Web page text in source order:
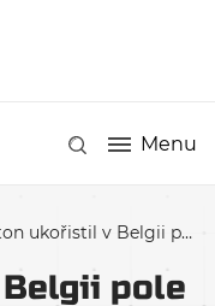
Menu
ukořistil v Belgii pole position!
pole